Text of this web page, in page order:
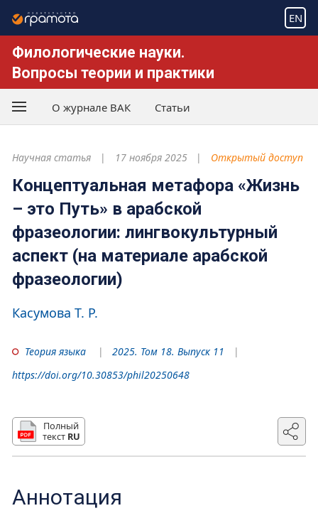
EN
Филологические науки.
Вопросы теории и практики
О журнале ВАК Статьи
Научная статья 17 ноября 2025 Открытый доступ
Концептуальная метафора «Жизнь
– это Путь» в арабской
фразеологии: лингвокультурный
аспект (на материале арабской
фразеологии)
Касумова Т. Р.
Теория языка
2025. Том 18. Выпуск 11
https://doi.org/10.30853/phil20250648
Полный
текст RU
Аннотация